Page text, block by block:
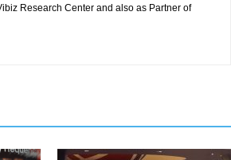
Research Center and also as Partner of